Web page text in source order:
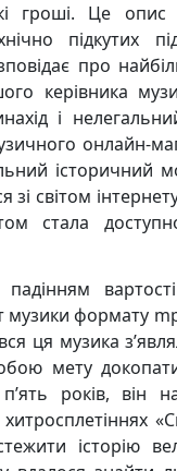
гроші. Це опис
підкутих
про
керівника
і
онлайн-
історичний
світом
стала
музики формату
ця музика
мету
років, він
історію